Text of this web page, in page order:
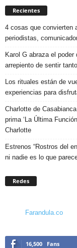
Recientes
4 cosas que convierten
periodistas,
Karol G abraza el
arrepiento de sentir
Los rituales están de
experiencias para
Charlotte de
prima ‘La Última
Charlotte
Estrenos “Rostros del
ni nadie es lo que
Redes
Farandula.co
16,500 Fans